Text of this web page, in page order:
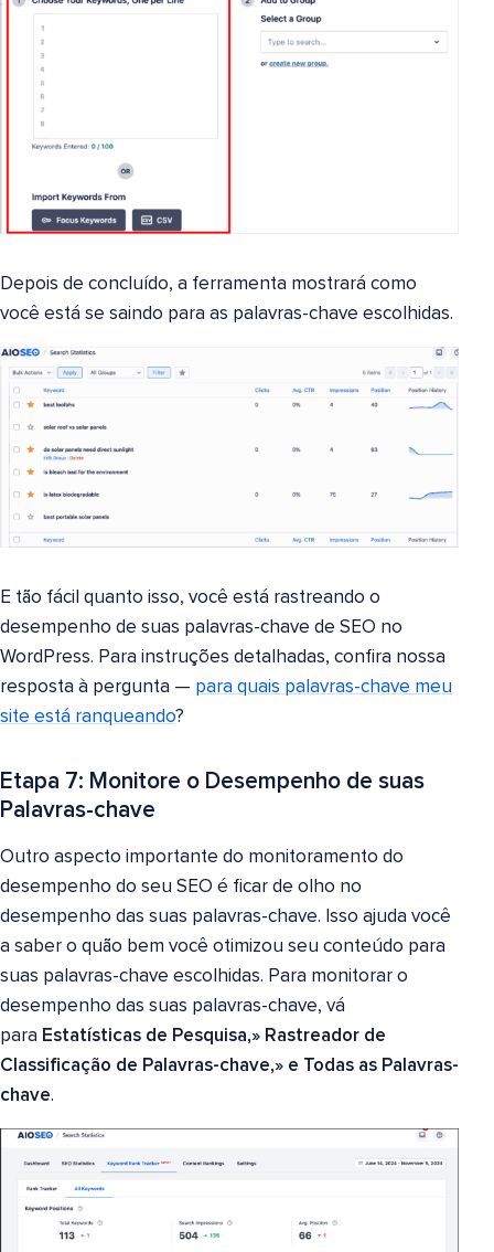
Depois de concluído, a ferramenta mostrará como
você está se saindo para as palavras-chave escolhidas.
E tão fácil quanto isso, você está rastreando o
desempenho de suas palavras-chave de SEO no
WordPress. Para instruções detalhadas, confira nossa
resposta à pergunta — para quais palavras-chave meu
site está ranqueando?
Etapa 7: Monitore o Desempenho de suas
Palavras-chave
Outro aspecto importante do monitoramento do
desempenho do seu SEO é ficar de olho no
desempenho das suas palavras-chave. Isso ajuda você
a saber o quão bem você otimizou seu conteúdo para
suas palavras-chave escolhidas. Para monitorar o
desempenho das suas palavras-chave, vá
para Estatísticas de Pesquisa,» Rastreador de
Classificação de Palavras-chave,» e Todas as Palavras-
chave.